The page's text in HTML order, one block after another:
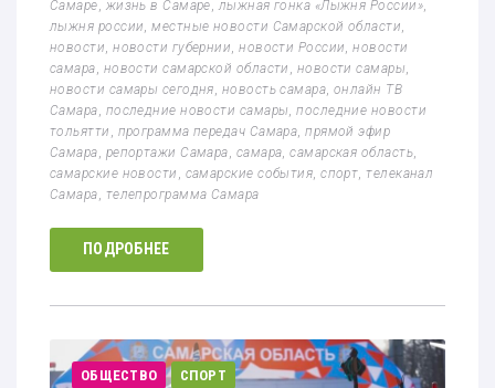
Самаре, жизнь в Самаре,лыжная гонка «Лыжня России»,
лыжня россии,местные новости Самарской области,
новости,новости губернии,новости России,новости
самара, новости самарской области , новости самары,
новости самары сегодня, новость самара,онлайн ТВ
Самара, последние новости самары,последние новости
тольятти , программа передач Самара,прямой эфир
Самара, репортажи Самара, самара,самарская область,
самарские новости , самарские события,спорт,телеканал
Самара, телепрограмма Самара
ПОДРОБНЕЕ
ОБЩЕСТВО СПОРТ